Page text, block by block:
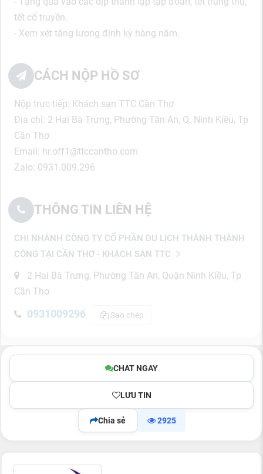
tết cổ truyền.
- Xem xét tăng lương định kỳ hàng năm.
CÁCH NỘP HỒ SƠ
Nộp trực tiếp: Khách sạn TTC Cần Thơ
Địa chỉ: 2 Hai Bà Trưng, Phường Tân An, Q. Ninh Kiều, Tp
Cần Thơ
Email: hr.off1@ttccantho.com
Zalo: 0931.009.296
THÔNG TIN LIÊN HỆ
CHI NHÁNH CÔNG TY CỔ PHẦN DU LỊCH THÀNH THÀNH
CÔNG TẠI CẦN THƠ - KHÁCH SẠN TTC
2 Hai Bà Trưng, Phường Tân An, Quận Ninh Kiều, Tp
Cần Thơ
0931009296 Sao chép
CHAT NGAY
LƯU TIN
Chia sẻ 2925